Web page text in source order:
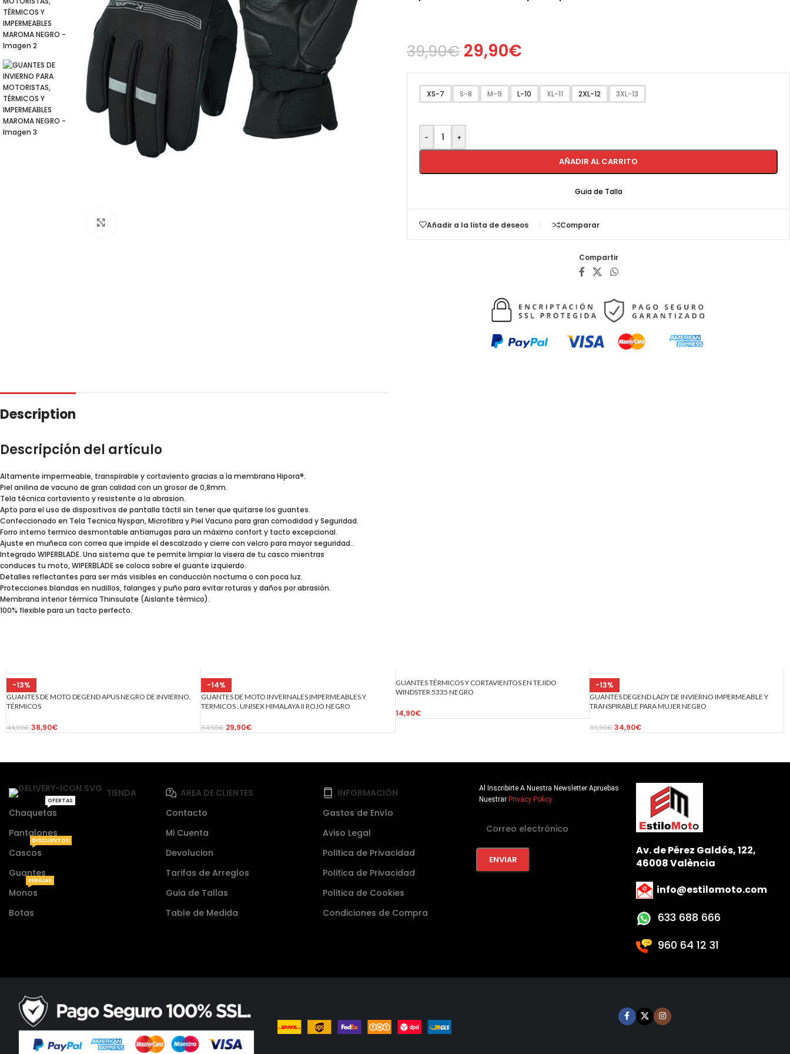
39,90€ 29,90€
XS-7 S-8 M-9 L-10 XL-11 2XL-12 3XL-13
- +
AÑADIR AL CARRITO
Guia de Talla
Añadir a la lista de deseos Comparar
Compartir
Description
Descripción del artículo
Altamente impermeable, transpirable y cortaviento gracias a la membrana Hipora®.
Piel anilina de vacuno de gran calidad con un grosor de 0,8mm.
Tela técnica cortaviento y resistente a la abrasion.
Apto para el uso de dispositivos de pantalla táctil sin tener que quitarse los guantes.
Confeccionado en Tela Tecnica Nyspan, Microfibra y Piel Vacuno para gran comodidad y Seguridad.
Forro interno termico desmontable antiarrugas para un máximo confort y tacto excepcional.
Ajuste en muñeca con correa que impide el descalzado y cierre con velcro para mayor seguridad..
Integrado WIPERBLADE. Una sistema que te permite limpiar la visera de tu casco mientras
conduces tu moto, WIPERBLADE se coloca sobre el guante izquierdo.
Detalles reflectantes para ser más visibles en conducción nocturna o con poca luz.
Protecciones blandas en nudillos, falanges y puño para evitar roturas y daños por abrasión.
Membrana interior térmica Thinsulate (Aislante térmico).
100% flexible para un tacto perfecto.
-13%
GUANTES DE MOTO DEGEND APUS NEGRO DE INVIERNO,
TÉRMICOS
44,90€ 38,90€
-14%
GUANTES DE MOTO INVERNALES IMPERMEABLES Y
TERMICOS , UNISEX HIMALAYA II ROJO NEGRO
34,90€ 29,90€
GUANTES TÉRMICOS Y CORTAVIENTOS EN TEJIDO
WINDSTER 5335 NEGRO
14,90€
-13%
GUANTES DEGEND LADY DE INVIERNO IMPERMEABLE Y
TRANSPIRABLE PARA MUJER NEGRO
39,90€ 34,90€
TIENDA
Chaquetas
OFERTAS
Pantalones
Cascos
DISCUENTOS
Guantes
Monos
REBAJAS
Botas
AREA DE CLIENTES
Contacto
Mi Cuenta
Devolucion
Tarifas de Arreglos
Guia de Tallas
Table de Medida
INFORMACIÓN
Gastos de Envío
Aviso Legal
Politica de Privacidad
Politica de Privacidad
Politica de Cookies
Condiciones de Compra
Al Inscribirte A Nuestra Newsletter Apruebas
Nuestrar Privacy Policy
Av. de Pérez Galdós, 122,
46008 València
info@estilomoto.com
633 688 666
960 64 12 31